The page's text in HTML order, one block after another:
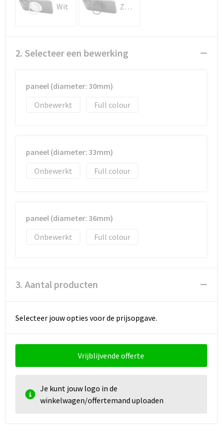
Toilettassen
Wit Zwart
2. Selecteer een bewerking
paneel (diameter: 30mm)
Onbewerkt
Full colour
paneel (diameter: 33mm)
Onbewerkt
Full colour
paneel (diameter: 36mm)
Onbewerkt
Full colour
3. Aantal producten
Selecteer jouw opties voor de prijsopgave.
Vrijblijvende offerte
Je kunt jouw logo in de
winkelwagen/offertemand uploaden